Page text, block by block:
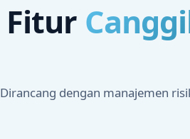
Fitur
Dirancang dengan manajemen